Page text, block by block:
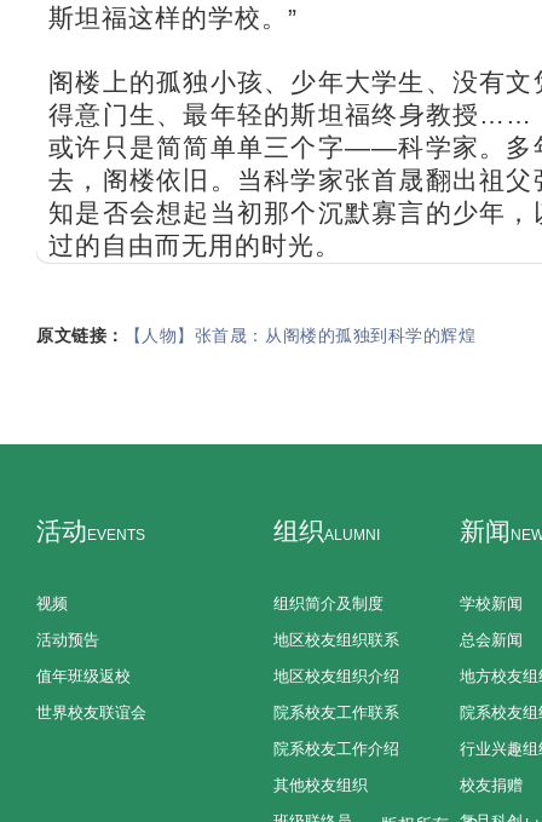
斯坦福这样的学校。”
阁楼上的孤独小孩、少年大学生、没有
得意门生、最年轻的斯坦福终身教授……
或许只是简简单单三个字——科学家。多
去，阁楼依旧。当科学家张首晟翻出祖
知是否会想起当初那个沉默寡言的少年
过的自由而无用的时光。
原文链接： 【人物】张首晟：从阁楼的孤独到科学的辉煌
活动 EVENTS
视频
活动预告
值年班级返校
世界校友联谊会
组织ALUMNI
组织简介及制度
地区校友组织联系
地区校友组织介绍
院系校友工作联系
院系校友工作介绍
其他校友组织
新闻
学校新闻
总会新闻
地方校友组
院系校友组
行业兴趣组
校友捐赠